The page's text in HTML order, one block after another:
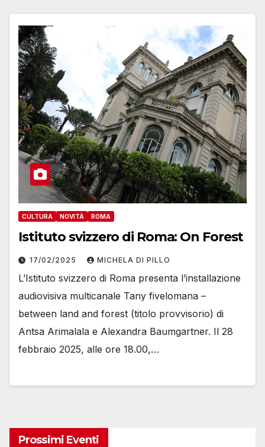
CULTURA NOVITÀ ROMA
Istituto svizzero di Roma: On Forest
17/02/2025 MICHELA DI PILLO
L’Istituto svizzero di Roma presenta l’installazione
audiovisiva multicanale Tany fivelomana –
between land and forest (titolo provvisorio) di
Antsa Arimalala e Alexandra Baumgartner. Il 28
febbraio 2025, alle ore 18.00,…
Prossimi Eventi